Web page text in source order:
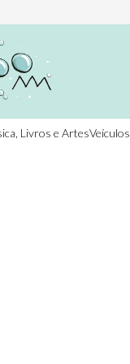
Livros e ArtesVeículos